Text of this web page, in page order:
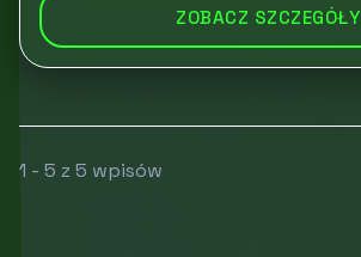
ZOBACZ SZCZEGÓŁY
1 - 5 z 5 wpisów